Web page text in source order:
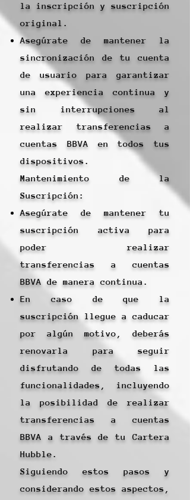
la inscripción y suscripción
original.
Asegúrate de mantener la
sincronización de tu cuenta
de usuario para garantizar
una experiencia continua y
sin interrupciones al
realizar transferencias a
cuentas BBVA en todos tus
dispositivos.
Mantenimiento de la
Suscripción:
Asegúrate de mantener tu
suscripción activa para
poder realizar
transferencias a cuentas
BBVA de manera continua.
En caso de que la
suscripción llegue a caducar
por algún motivo, deberás
renovarla para seguir
disfrutando de todas las
funcionalidades, incluyendo
la posibilidad de realizar
transferencias a cuentas
BBVA a través de tu Cartera
Hubble.
Siguiendo estos pasos y
considerando estos aspectos,